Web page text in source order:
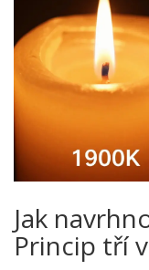
Jak
Princip tří